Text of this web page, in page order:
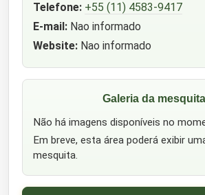
Telefone: +55 (11) 4583-9417
E-mail:Nao informado
Website:Nao informado
Galeria da mesquita
Não há imagens disponíveis no
Em breve, esta área poderá exibir
mesquita.